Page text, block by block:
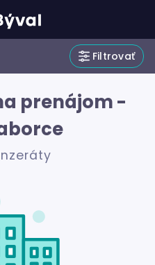
Filtrovať
prenájom -